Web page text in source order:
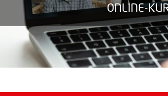
ONLINE-